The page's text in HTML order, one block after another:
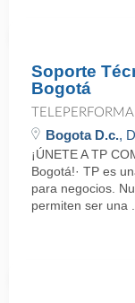
Soporte
Bogotá
Bogota D.c.,
¡ÚNETE A TP
Bogotá!· TP es
para negocios.
permiten ser una ...